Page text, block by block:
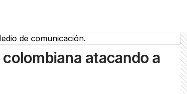
atacando a